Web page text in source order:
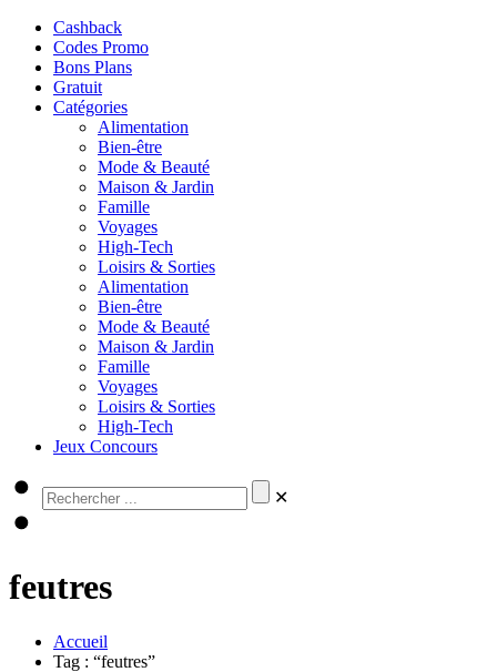
Cashback
Codes Promo
Bons Plans
Gratuit
Catégories
Alimentation
Bien-être
Mode & Beauté
Maison & Jardin
Famille
Voyages
High-Tech
Loisirs & Sorties
Alimentation
Bien-être
Mode & Beauté
Maison & Jardin
Famille
Voyages
Loisirs & Sorties
High-Tech
Jeux Concours
✕
feutres
Accueil
Tag : “feutres”